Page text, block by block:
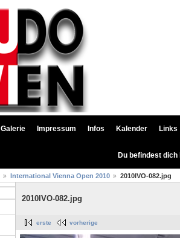
Galerie Impressum Infos Kalender Links
Du befindest
International Vienna Open 2010 2010IVO-082.jpg
2010IVO-082.jpg
erste vorherige